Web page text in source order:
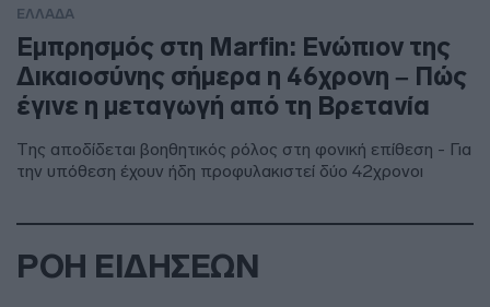
ΕΛΛΑΔΑ
Εμπρησμός στη Marfin: Ενώπιον της
Δικαιοσύνης σήμερα η 46χρονη – Πώς
έγινε η μεταγωγή από τη Βρετανία
Της αποδίδεται βοηθητικός ρόλος στη φονική επίθεση - Για
την υπόθεση έχουν ήδη προφυλακιστεί δύο 42χρονοι
ΡΟΗ ΕΙΔΗΣΕΩΝ